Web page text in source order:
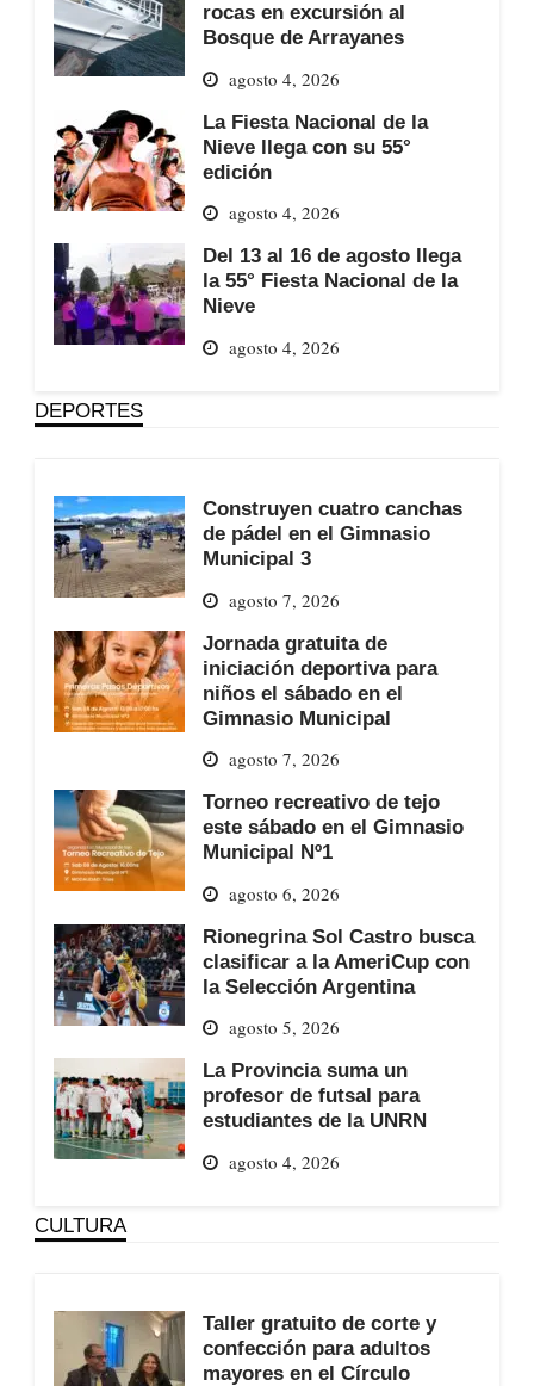
rocas en excursión al
Bosque de Arrayanes
agosto 4, 2026
La Fiesta Nacional de la
Nieve llega con su 55°
edición
agosto 4, 2026
Del 13 al 16 de agosto llega
la 55° Fiesta Nacional de la
Nieve
agosto 4, 2026
DEPORTES
Construyen cuatro canchas
de pádel en el Gimnasio
Municipal 3
agosto 7, 2026
Jornada gratuita de
iniciación deportiva para
niños el sábado en el
Gimnasio Municipal
agosto 7, 2026
Torneo recreativo de tejo
este sábado en el Gimnasio
Municipal Nº1
agosto 6, 2026
Rionegrina Sol Castro busca
clasificar a la AmeriCup con
la Selección Argentina
agosto 5, 2026
La Provincia suma un
profesor de futsal para
estudiantes de la UNRN
agosto 4, 2026
CULTURA
Taller gratuito de corte y
confección para adultos
mayores en el Círculo